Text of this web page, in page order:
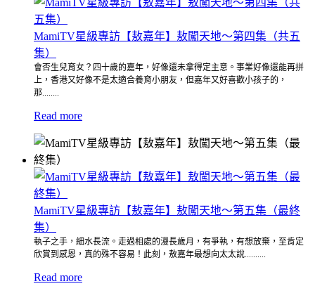
MamiTV星級專訪【敖嘉年】敖闖天地～第四集（共五
集）
會否生兒育女？四十歲的嘉年，好像還未拿得定主意。事業好像還能再拼
上，香港又好像不是太適合養育小朋友，但嘉年又好喜歡小孩子的，
那........
Read more
MamiTV星級專訪【敖嘉年】敖闖天地～第五集（最終
集）
執子之手，細水長流。走過相處的漫長歲月，有爭執，有想放棄，至肯定
欣賞到感恩，真的殊不容易！此刻，敖嘉年最想向太太說..........
Read more